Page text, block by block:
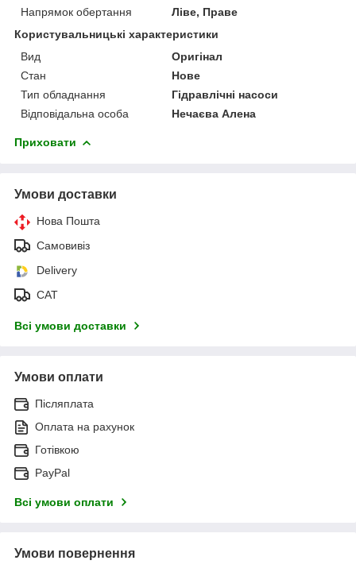
Напрямок обертання
Ліве, Праве
Користувальницькі характеристики
Вид
Оригінал
Стан
Нове
Тип обладнання
Гідравлічні насоси
Відповідальна особа
Нечаєва Алена
Приховати
Умови доставки
Нова Пошта
Самовивіз
Delivery
САТ
Всі умови доставки
Умови оплати
Післяплата
Оплата на рахунок
Готівкою
PayPal
Всі умови оплати
Умови повернення